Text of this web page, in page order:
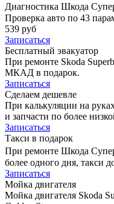
Диагностика Шкода
Проверка авто по 43
539 руб
Записаться
Бесплатный эвакуатор
При ремонте Skoda
МКАД в подарок.
Записаться
Сделаем дешевле
При калькуляции на
и запчасти по более
Записаться
Такси в подарок
При ремонте Шкода
более одного дня, такси
Записаться
Мойка двигателя
Мойка двигателя Skoda